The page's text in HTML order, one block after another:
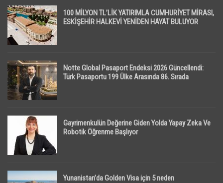
100 MİLYON TL’LİK YATIRIMLA CUMHURİYET MİRASI,
ESKİŞEHİR HALKEVİ YENİDEN HAYAT BULUYOR
Notte Global Pasaport Endeksi 2026 Güncellendi:
Türk Pasaportu 199 Ülke Arasında 86. Sırada
Gayrimenkulün Değerine Giden Yolda Yapay Zeka Ve
Robotik Öğrenme Başlıyor
Yunanistan’da Golden Visa için 5 neden